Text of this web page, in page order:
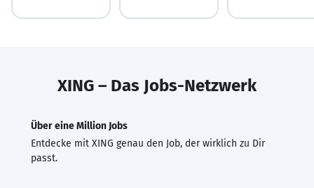
XING – Das Jobs-Netzwerk
Über eine Million Jobs
Entdecke mit XING genau den Job, der wirklich zu Dir
passt.